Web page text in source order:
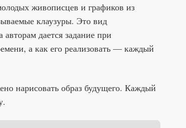
живописцев и графиков из
клаузуры. Это вид
дается задание при
а как его реализовать — каждый
нарисовать образ будущего. Каждый